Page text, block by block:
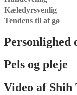
Kæledyrsvenlig
Tendens til at gø
Personlighed
Pels og pleje
Video af Shih